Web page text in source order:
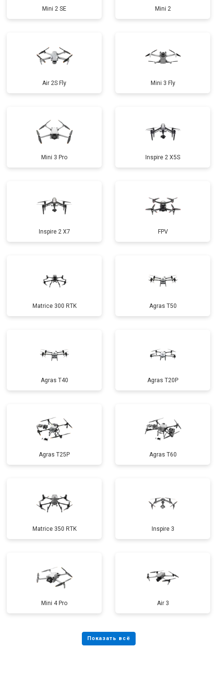
Mini 2 SE Mini 2
Air 2S Fly Mini 3 Fly
Mini 3 Pro Inspire 2 X5S
Inspire 2 X7 FPV
Matrice 300 RTK Agras T50
Agras T40 Agras T20P
Agras T25P Agras T60
Matrice 350 RTK Inspire 3
Mini 4 Pro Air 3